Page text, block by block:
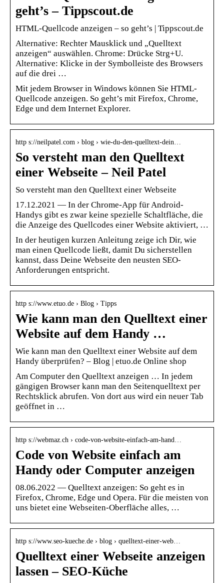
geht’s – Tippscout.de
HTML-Quellcode anzeigen – so geht’s | Tippscout.de
Alternative: Rechter Mausklick und „Quelltext
anzeigen“ auswählen. Chrome: Drücke Strg+U.
Alternative: Klicke in der Symbolleiste des Browsers
auf die drei …
Mit jedem Browser in Windows können Sie HTML-
Quellcode anzeigen. So geht’s mit Firefox, Chrome,
Edge und dem Internet Explorer.
http s://neilpatel.com › blog › wie-du-den-quelltext-dein…
So versteht man den Quelltext
einer Webseite – Neil Patel
So versteht man den Quelltext einer Webseite
17.12.2021 — In der Chrome-App für Android-
Handys gibt es zwar keine spezielle Schaltfläche, die
die Anzeige des Quellcodes einer Website aktiviert, …
In der heutigen kurzen Anleitung zeige ich Dir, wie
man einen Quellcode ließt, damit Du sicherstellen
kannst, dass Deine Webseite den neusten SEO-
Anforderungen entspricht.
http s://www.etuo.de › Blog › Tipps
Wie kann man den Quelltext einer
Website auf dem Handy …
Wie kann man den Quelltext einer Website auf dem
Handy überprüfen? – Blog | etuo.de Online shop
Am Computer den Quelltext anzeigen … In jedem
gängigen Browser kann man den Seitenquelltext per
Rechtsklick abrufen. Von dort aus wird ein neuer Tab
geöffnet in …
http s://webmaz.ch › code-von-website-einfach-am-hand…
Code von Website einfach am
Handy oder Computer anzeigen
08.06.2022 — Quelltext anzeigen: So geht es in
Firefox, Chrome, Edge und Opera. Für die meisten von
uns bietet eine Webseiten-Oberfläche alles, …
http s://www.seo-kueche.de › blog › quelltext-einer-web…
Quelltext einer Webseite anzeigen
lassen – SEO-Küche